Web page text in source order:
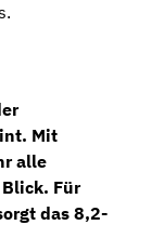
Mit
alle
Für
das 8,2-